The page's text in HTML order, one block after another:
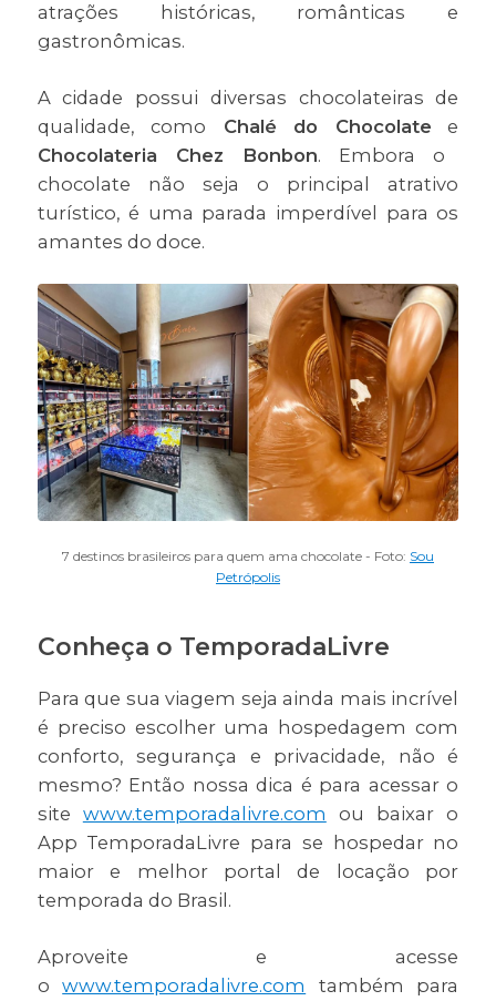
atrações históricas, românticas e
gastronômicas.
A cidade possui diversas chocolateiras de
qualidade, como Chalé do Chocolate e
Chocolateria Chez Bonbon. Embora o
chocolate não seja o principal atrativo
turístico, é uma parada imperdível para os
amantes do doce.
7 destinos brasileiros para quem ama chocolate - Foto: Sou
Petrópolis
Conheça o TemporadaLivre
Para que sua viagem seja ainda mais incrível
é preciso escolher uma hospedagem com
conforto, segurança e privacidade, não é
mesmo? Então nossa dica é para acessar o
site www.temporadalivre.com ou baixar o
App TemporadaLivre para se hospedar no
maior e melhor portal de locação por
temporada do Brasil.
Aproveite e acesse
owww.temporadalivre.com
também para